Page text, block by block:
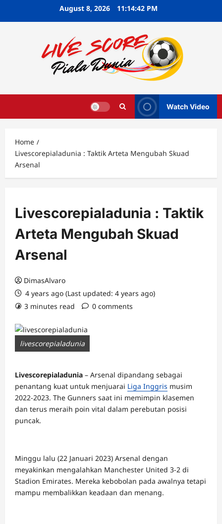
August 8, 2026 11:14:43 PM
Watch Video
Home
Livescorepialadunia : Taktik Arteta Mengubah Skuad
Arsenal
Livescorepialadunia : Taktik
Arteta Mengubah Skuad
Arsenal
DimasAlvaro
4 years ago (Last updated: 4 years ago)
3 minutes read
0 comments
livescorepialadunia
Livescorepialadunia – Arsenal dipandang sebagai
penantang kuat untuk menjuarai Liga Inggris musim
2022-2023. The Gunners saat ini memimpin klasemen
dan terus meraih poin vital dalam perebutan posisi
puncak.
Minggu lalu (22 Januari 2023) Arsenal dengan
meyakinkan mengalahkan Manchester United 3-2 di
Stadion Emirates. Mereka kebobolan pada awalnya tetapi
mampu membalikkan keadaan dan menang.